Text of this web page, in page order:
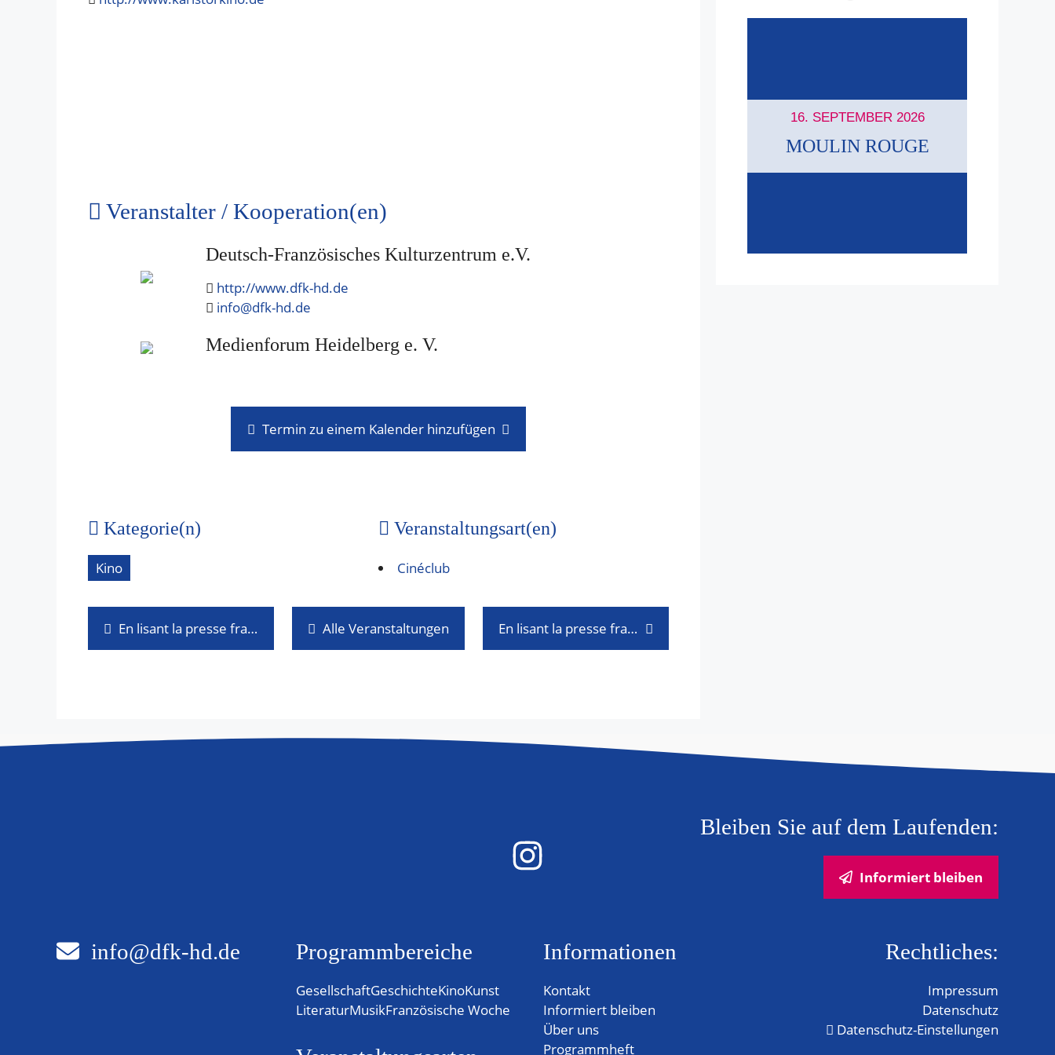
Veranstalter / Kooperation(en)
Deutsch-Französisches Kulturzentrum e.V.
http://www.dfk-hd.de
info@dfk-hd.de
Medienforum Heidelberg e. V.
Termin zu einem Kalender hinzufügen
Kategorie(n)
Kino
Veranstaltungsart(en)
Cinéclub
En lisant la presse française Alle Veranstaltungen En lisant la presse française
16. SEPTEMBER 2026
MOULIN ROUGE
Bleiben Sie auf dem Laufenden:
Informiert bleiben
info@dfk-hd.de Programmbereiche
GesellschaftGeschichteKinoKunst
LiteraturMusikFranzösische Woche
Informationen
Kontakt
Informiert bleiben
Über uns
Programmheft
Rechtliches:
Impressum
Datenschutz
Datenschutz-Einstellungen